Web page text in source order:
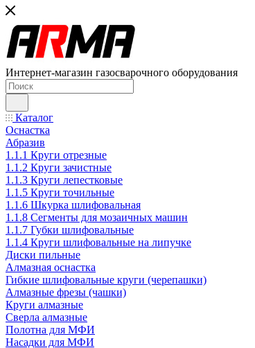
Интернет-магазин газосварочного оборудования
Каталог
Оснастка
Абразив
1.1.1 Круги отрезные
1.1.2 Круги зачистные
1.1.3 Круги лепестковые
1.1.5 Круги точильные
1.1.6 Шкурка шлифовальная
1.1.8 Сегменты для мозаичных машин
1.1.7 Губки шлифовальные
1.1.4 Круги шлифовальные на липучке
Диски пильные
Алмазная оснастка
Гибкие шлифовальные круги (черепашки)
Алмазные фрезы (чашки)
Круги алмазные
Сверла алмазные
Полотна для МФИ
Насадки для МФИ